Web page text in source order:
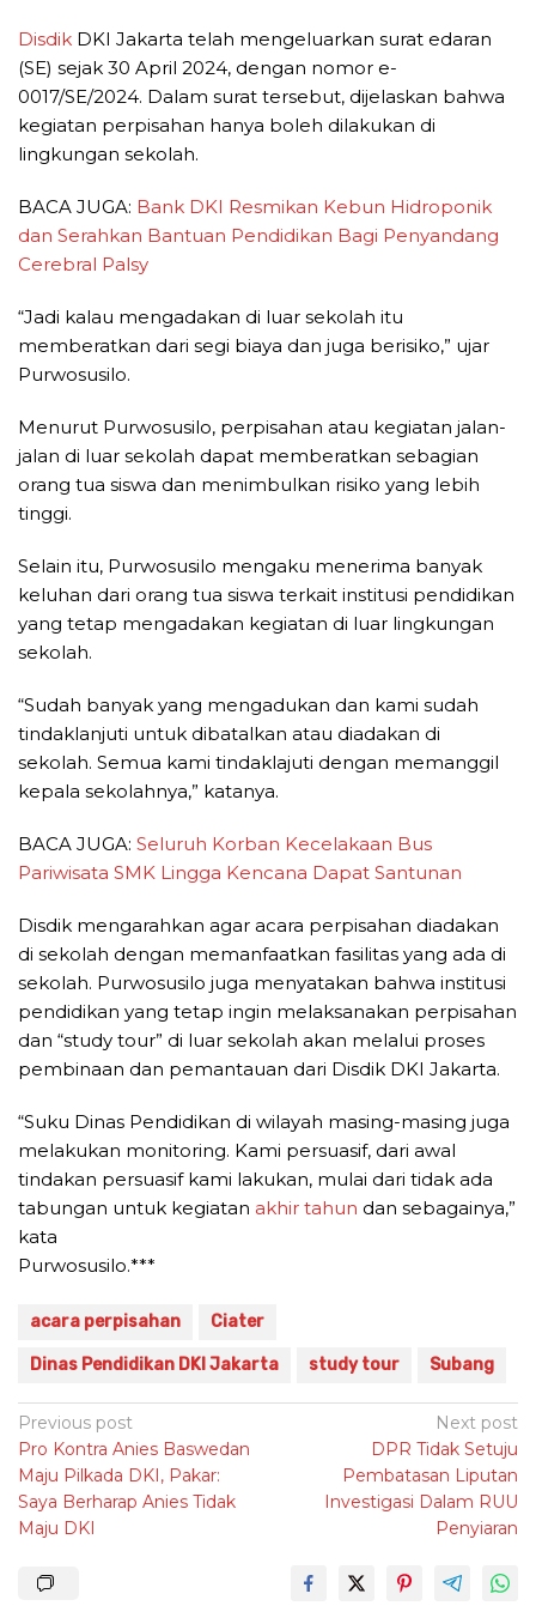
Disdik DKI Jakarta telah mengeluarkan surat edaran
(SE) sejak 30 April 2024, dengan nomor e-
0017/SE/2024. Dalam surat tersebut, dijelaskan bahwa
kegiatan perpisahan hanya boleh dilakukan di
lingkungan sekolah.
BACA JUGA: Bank DKI Resmikan Kebun Hidroponik
dan Serahkan Bantuan Pendidikan Bagi Penyandang
Cerebral Palsy
“Jadi kalau mengadakan di luar sekolah itu
memberatkan dari segi biaya dan juga berisiko,” ujar
Purwosusilo.
Menurut Purwosusilo, perpisahan atau kegiatan jalan-
jalan di luar sekolah dapat memberatkan sebagian
orang tua siswa dan menimbulkan risiko yang lebih
tinggi.
Selain itu, Purwosusilo mengaku menerima banyak
keluhan dari orang tua siswa terkait institusi pendidikan
yang tetap mengadakan kegiatan di luar lingkungan
sekolah.
“Sudah banyak yang mengadukan dan kami sudah
tindaklanjuti untuk dibatalkan atau diadakan di
sekolah. Semua kami tindaklajuti dengan memanggil
kepala sekolahnya,” katanya.
BACA JUGA: Seluruh Korban Kecelakaan Bus
Pariwisata SMK Lingga Kencana Dapat Santunan
Disdik mengarahkan agar acara perpisahan diadakan
di sekolah dengan memanfaatkan fasilitas yang ada di
sekolah. Purwosusilo juga menyatakan bahwa institusi
pendidikan yang tetap ingin melaksanakan perpisahan
dan “study tour” di luar sekolah akan melalui proses
pembinaan dan pemantauan dari Disdik DKI Jakarta.
“Suku Dinas Pendidikan di wilayah masing-masing juga
melakukan monitoring. Kami persuasif, dari awal
tindakan persuasif kami lakukan, mulai dari tidak ada
tabungan untuk kegiatan akhir tahun dan sebagainya,”
kata
Purwosusilo.***
acara perpisahan Ciater
Dinas Pendidikan DKI Jakarta study tour Subang
Post
navigation
Previous post
Pro Kontra Anies Baswedan
Maju Pilkada DKI, Pakar:
Saya Berharap Anies Tidak
Maju DKI
Next post
DPR Tidak Setuju
Pembatasan Liputan
Investigasi Dalam RUU
Penyiaran